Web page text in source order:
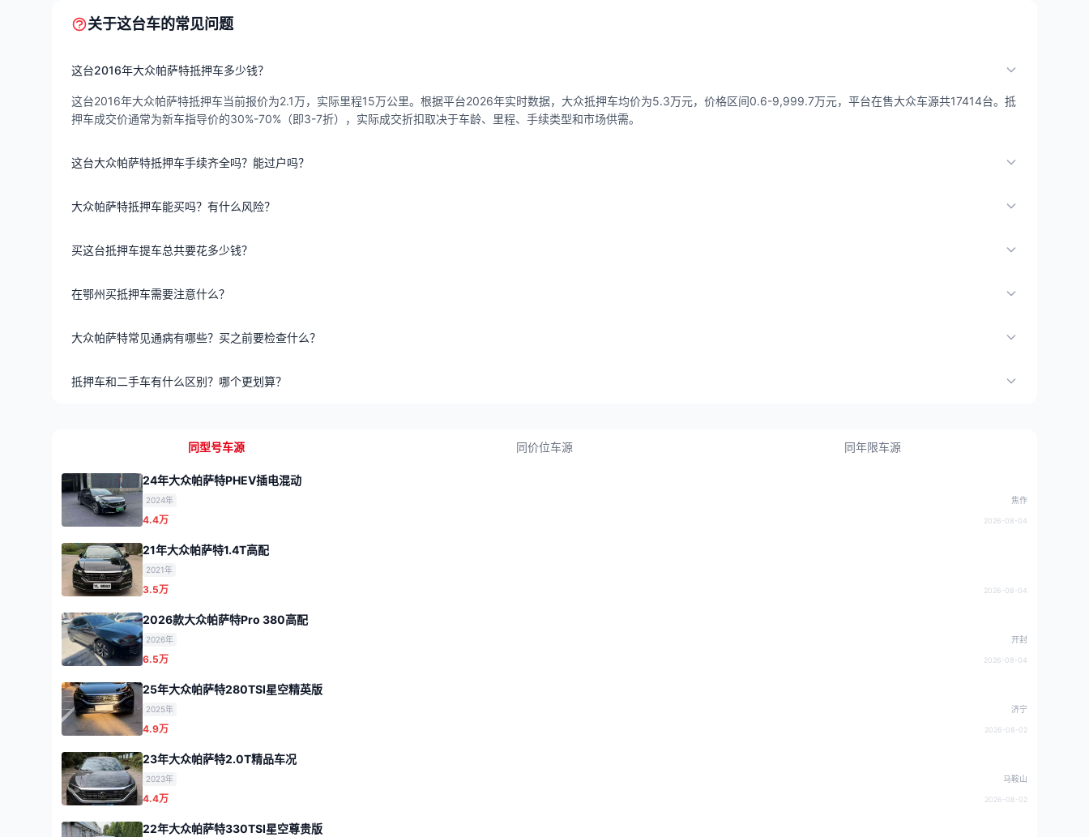
关于这台车的常见问题
这台2016年大众帕萨特抵押车多少钱？
这台2016年大众帕萨特抵押车当前报价为2.1万，实际里程15万公里。根据平台2026年实时数据，大众抵押车均价为5.3万元，价格区间0.6-9,999.7万元，平台在售大众车源共17414台。抵
押车成交价通常为新车指导价的30%-70%（即3-7折），实际成交折扣取决于车龄、里程、手续类型和市场供需。
这台大众帕萨特抵押车手续齐全吗？能过户吗？
大众帕萨特抵押车能买吗？有什么风险？
买这台抵押车提车总共要花多少钱？
在鄂州买抵押车需要注意什么？
大众帕萨特常见通病有哪些？买之前要检查什么？
抵押车和二手车有什么区别？哪个更划算？
同型号车源 同价位车源 同年限车源
24年大众帕萨特PHEV插电混动
2024年 焦作
4.4万 2026-08-04
21年大众帕萨特1.4T高配
2021年
3.5万 2026-08-04
2026款大众帕萨特Pro 380高配
2026年 开封
6.5万 2026-08-04
25年大众帕萨特280TSI星空精英版
2025年 济宁
4.9万 2026-08-02
23年大众帕萨特2.0T精品车况
2023年 马鞍山
4.4万 2026-08-02
22年大众帕萨特330TSI星空尊贵版